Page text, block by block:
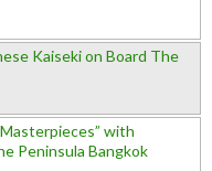
Kaiseki on Board The
with
Peninsula Bangkok